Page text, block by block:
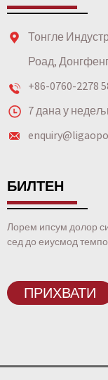
Тонгле
Роад,
+86-0760-2278
7 дана у
БИЛТЕН
Лорем ипсум долор
сед до еиусмод
ПРИХВАТИ